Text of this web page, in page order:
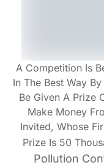
A Competition Is
In The Best Way
Be Given A Prize
Make Money
Invited, Whose
Prize Is 50
Pollution